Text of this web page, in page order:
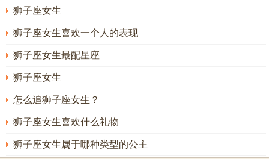
狮子座女生
狮子座女生喜欢一个人的表现
狮子座女生最配星座
狮子座女生
怎么追狮子座女生？
狮子座女生喜欢什么礼物
狮子座女生属于哪种类型的公主